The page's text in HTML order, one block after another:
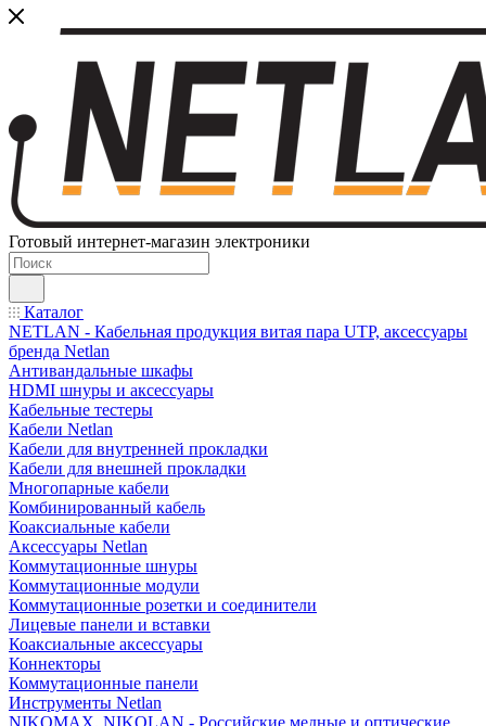
Готовый интернет-магазин электроники
Каталог
NETLAN - Кабельная продукция витая пара UTP, аксессуары
бренда Netlan
Антивандальные шкафы
HDMI шнуры и аксессуары
Кабельные тестеры
Кабели Netlan
Кабели для внутренней прокладки
Кабели для внешней прокладки
Многопарные кабели
Комбинированный кабель
Коаксиальные кабели
Аксессуары Netlan
Коммутационные шнуры
Коммутационные модули
Коммутационные розетки и соединители
Лицевые панели и вставки
Коаксиальные аксессуары
Коннекторы
Коммутационные панели
Инструменты Netlan
NIKOMAX, NIKOLAN - Российские медные и оптические